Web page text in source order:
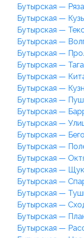
Бутырская —
Бутырская —
Бутырская —
Бутырская —
Бутырская —
Бутырская —
Бутырская —
Бутырская —
Бутырская —
Бутырская —
Бутырская —
Бутырская —
Бутырская —
Бутырская —
Бутырская —
Бутырская —
Бутырская —
Бутырская —
Бутырская —
Бутырская —